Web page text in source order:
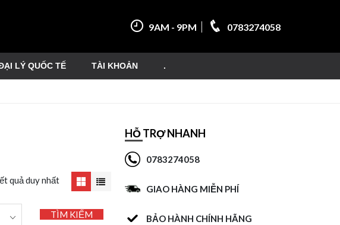
9AM - 9PM 0783274058
LÝ QUỐC TẾ TÀI KHOẢN .
quả duy nhất
TÌM KIẾM
HỖ TRỢ NHANH
0783274058
GIAO HÀNG MIỄN PHÍ
BẢO HÀNH CHÍNH HÃNG